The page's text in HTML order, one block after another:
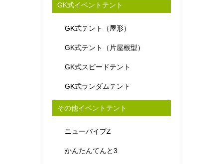
GK式イベントテント
GK式テント（屋形）
GK式テント（片屋根型）
GK式スピードテント
GK式ランダムテント
その他イベントテント
ニューパイプZ
かんたんてんと3